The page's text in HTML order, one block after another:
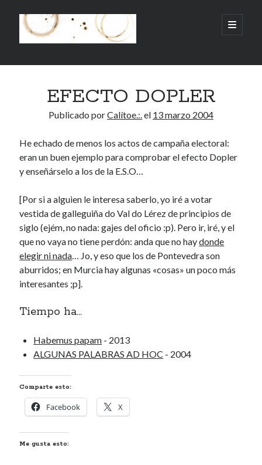
.:.Calito(h)eces.:.
abrir
menú
Barra
Buscar
Mandi te lo pide
Tienen algo que decir:
Calítoe.:.enMI HÁMSTER
Renegibertagu
MI HÁMSTER
María Gripe
en
HOMO OPPOSITOR
LOST www.lost.eu/43227
Ripillos de cuasiamor
EFECTO DOPLER
Publicado porCalítoe.:.el 13 marzo 2004
He echado de menos los actos de campaña electoral:
eran un buen ejemplo para comprobar el efecto Dopler
y enseñárselo a los de la E.S.O…
[Por si a alguien le interesa saberlo, yo iré a votar
vestida de galleguiña do Val do Lérez de principios de
siglo (ejém, no nada: gajes del oficio :p). Pero ir, iré, y el
que no vaya no tiene perdón: anda que no haydonde
elegir ni nada… Jo, y eso que los de Pontevedra son
aburridos; en Murcia hay algunas «cosas» un poco más
interesantes ;p].
Tiempo ha...
Habemus papam - 2013
ALGUNAS PALABRAS AD HOC - 2004
Comparte esto:
Facebook X
Me gusta esto: